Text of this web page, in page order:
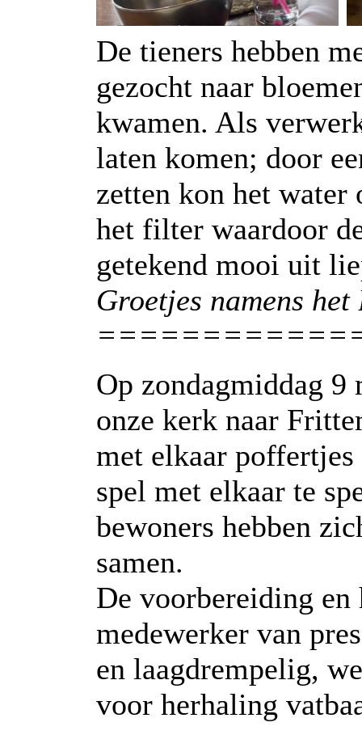
De tieners hebben
gezocht naar
kwamen. Als
laten komen; door
zetten kon het
het filter waardoor
getekend mooi uit
Groetjes namens
Op zondagmiddag
onze kerk naar
met elkaar poffertjes
spel met elkaar te
bewoners hebben
samen.
De voorbereiding
medewerker van
en laagdrempelig,
voor herhaling